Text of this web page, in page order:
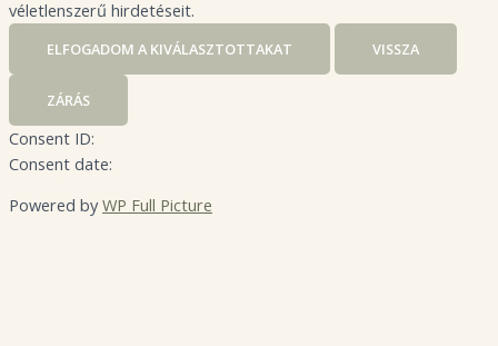
véletlenszerű hirdetéseit.
ELFOGADOM A KIVÁLASZTOTTAKAT VISSZA
ZÁRÁS
Consent ID:
Consent date:
Powered by WP Full Picture